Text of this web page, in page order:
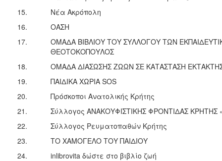
15.
Νέα Ακρόπολη
16.
ΟΑΣΗ
17.
ΟΜΑΔΑ ΒΙΒΛΙΟΥ ΤΟΥ ΣΥΛΛΟΓΟΥ ΤΩΝ
ΘΕΟΤΟΚΟΠΟΥΛΟΣ
18.
ΟΜΑΔΑ ΔΙΑΣΩΣΗΣ ΖΩΩΝ ΣΕ ΚΑΤΑΣΤΑΣΗ
19.
ΠΑΙΔΙΚΑ ΧΩΡΙΑ SOS
20.
Πρόσκοποι Ανατολικής Κρήτης
21.
Σύλλογος ΑΝΑΚΟΥΦΙΣΤΙΚΗΣ ΦΡΟΝΤΙΔΑΣ
22.
Σύλλογος Ρευματοπαθών Κρήτης
23.
ΤΟ ΧΑΜΟΓΕΛΟ ΤΟΥ ΠΑΙΔΙΟΥ
24.
inlibrovita δώστε στο βιβλίο ζωή